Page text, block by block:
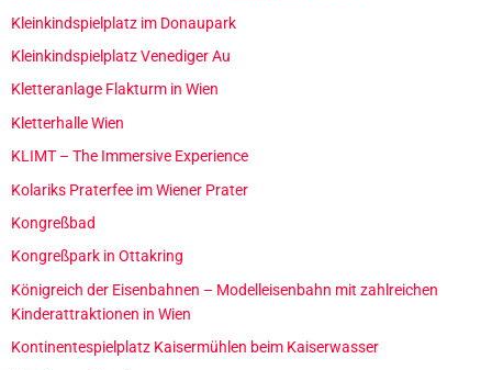
Kleinkindspielplatz im Donaupark
Kleinkindspielplatz Venediger Au
Kletteranlage Flakturm in Wien
Kletterhalle Wien
KLIMT – The Immersive Experience
Kolariks Praterfee im Wiener Prater
Kongreßbad
Kongreßpark in Ottakring
Königreich der Eisenbahnen – Modelleisenbahn mit zahlreichen
Kinderattraktionen in Wien
Kontinentespielplatz Kaisermühlen beim Kaiserwasser